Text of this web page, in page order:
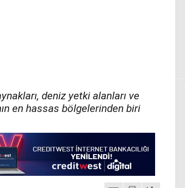
deniz yetki alanları ve
en hassas bölgelerinden biri